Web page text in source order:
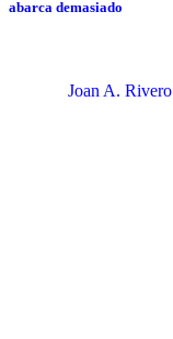
abarca demasiado
Joan A. Rivero